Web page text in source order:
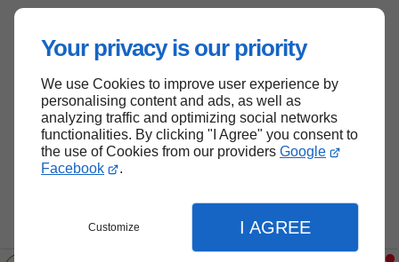
Your privacy is our priority
We use Cookies to improve user experience by
personalising content and ads, as well as
analyzing traffic and optimizing social networks
functionalities. By clicking "I Agree" you consent to
the use of Cookies from our providers Google
Facebook
.
Customize I AGREE
Haut de page